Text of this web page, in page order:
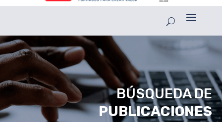
BÚSQUEDA DE
PUBLICACIONES